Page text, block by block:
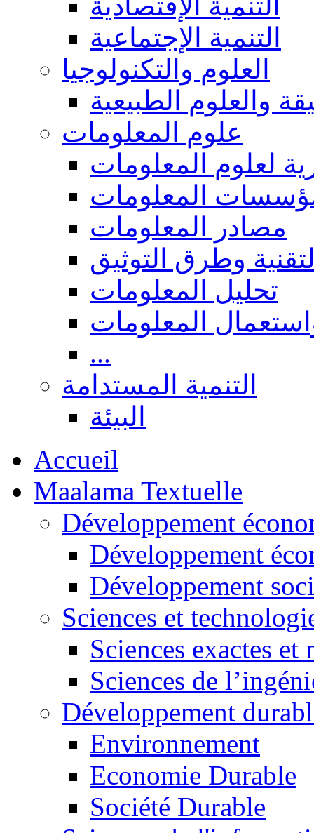
التنمية الإقتصادية
التنمية الإجتماعية
العلوم والتكنولوجيا
والعلوم الطبيعية
علوم المعلومات
لعلوم المعلومات
المعلومات
مصادر المعلومات
وطرق التوثيق
تحليل المعلومات
المعلومات
...
التنمية المستدامة
البيئة
Accueil
Maalama Textuelle
Développement
Développement
Développement
Sciences et
Sciences exactes et
Sciences de
Développement
Environnement
Economie Durable
Société Durable